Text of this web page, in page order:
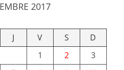
2017
J V S
D
1
2
3